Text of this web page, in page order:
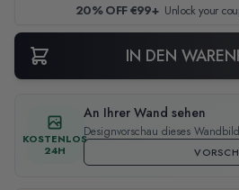
20% OFF €99+ Unlock your
IN DEN
KOSTENLOS
24H
An Ihrer Wand sehen
Designvorschau dieses